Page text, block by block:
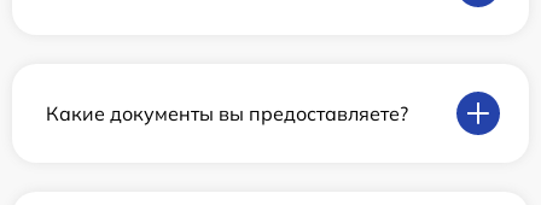
Какие документы вы предоставляете?